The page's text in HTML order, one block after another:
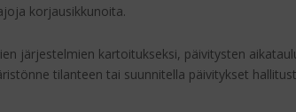
korjausikkunoita.
järjestelmien kartoitukseksi, päivitysten
tilanteen tai suunnitella päivitykset